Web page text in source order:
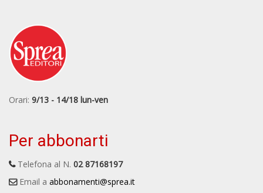
Orari: 9/13 - 14/18 lun-ven
Per abbonarti
Telefona al N. 02 87168197
Email a abbonamenti@sprea.it